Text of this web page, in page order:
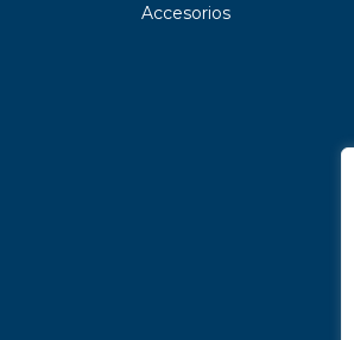
Accesorios